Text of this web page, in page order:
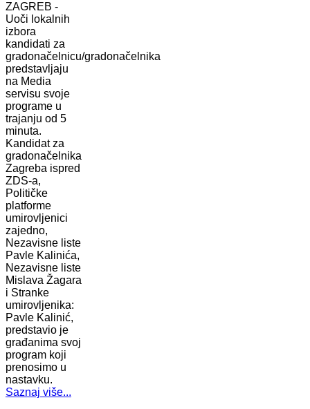
ZAGREB -
Uoči lokalnih
izbora
kandidati za
gradonačelnicu/gradonačelnika
predstavljaju
na Media
servisu svoje
programe u
trajanju od 5
minuta.
Kandidat za
gradonačelnika
Zagreba ispred
ZDS-a,
Političke
platforme
umirovljenici
zajedno,
Nezavisne liste
Pavle Kalinića,
Nezavisne liste
Mislava Žagara
i Stranke
umirovljenika:
Pavle Kalinić,
predstavio je
građanima svoj
program koji
prenosimo u
nastavku.
Saznaj više...